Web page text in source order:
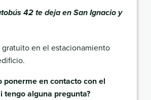
42 te deja en San Ignacio y
en el estacionamiento
ponerme en contacto con el
tengo alguna pregunta?